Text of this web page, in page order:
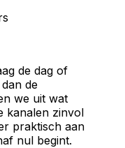
de dag of
de
we uit wat
kanalen zinvol
praktisch aan
nul begint.